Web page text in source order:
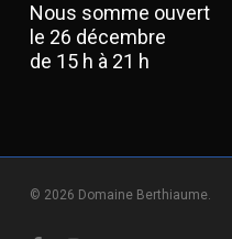
Nous somme ouvert
le 26 décembre
de 15 h à 21 h
© 2026 Domaine Berthiaume.